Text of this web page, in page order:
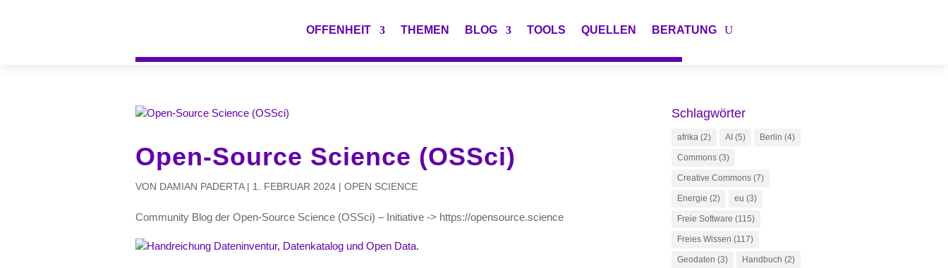
OFFENHEIT THEMEN BLOG TOOLS QUELLEN BERATUNG
Open-Source Science (OSSci)
VON DAMIAN PADERTA| 1. FEBRUAR 2024 | OPEN SCIENCE
Community Blog der Open-Source Science (OSSci) – Initiative -> https://opensource.science
Schlagwörter
afrika(2) AI (5) Berlin (4)
Commons(3)
Creative Commons(7)
Energie (2) eu (3)
Freie Software (115)
Freies Wissen (117)
Geodaten (3) Handbuch (2)